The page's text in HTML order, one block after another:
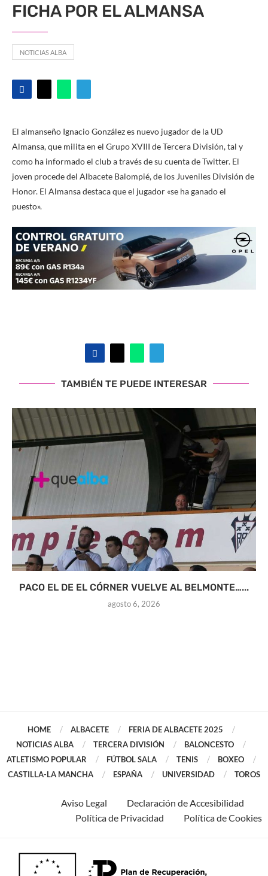
FICHA POR EL ALMANSA
NOTICIAS ALBA
El almanseño Ignacio González es nuevo jugador de la UD
Almansa, que milita en el Grupo XVIII de Tercera División, tal y
como ha informado el club a través de su cuenta de Twitter. El
joven procede del Albacete Balompié, de los Juveniles División de
Honor. El Almansa destaca que el jugador «se ha ganado el
puesto».
TAMBIÉN TE PUEDE INTERESAR
PACO EL DE EL CÓRNER VUELVE AL BELMONTE…...
agosto 6, 2026
HOME ALBACETE
FERIA DE ALBACETE 2025
NOTICIAS ALBA
TERCERA DIVISIÓN
BALONCESTO
ATLETISMO POPULAR
FÚTBOL SALA TENIS
BOXEO
CASTILLA-LA MANCHA
ESPAÑA UNIVERSIDAD TOROS
Aviso Legal
Declaración de Accesibilidad
Política de Privacidad
Política de Cookies